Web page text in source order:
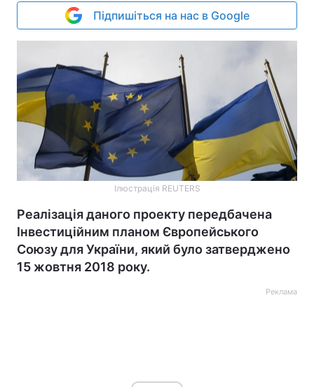
Підпишіться на нас в Google
Ілюстрація REUTERS
Реалізація даного проекту передбачена
Інвестиційним планом Європейського
Союзу для України, який було затверджено
15 жовтня 2018 року.
Реклама